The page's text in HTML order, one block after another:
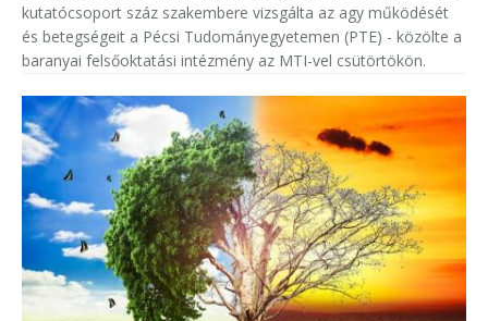
kutatócsoport száz szakembere vizsgálta az agy működését
és betegségeit a Pécsi Tudományegyetemen (PTE) - közölte a
baranyai felsőoktatási intézmény az MTI-vel csütörtökön.